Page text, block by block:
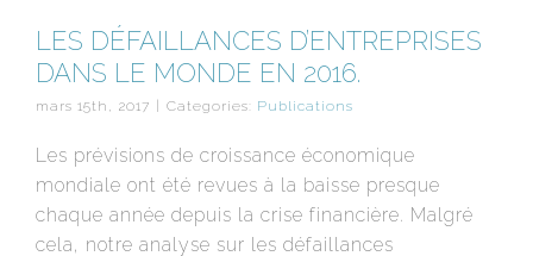
LES DÉFAILLANCES D’ENTREPRISES
DANS LE MONDE EN 2016.
mars 15th, 2017 | Categories: Publications
Les prévisions de croissance économique
mondiale ont été revues à la baisse presque
chaque année depuis la crise financière. Malgré
cela, notre analyse sur les défaillances